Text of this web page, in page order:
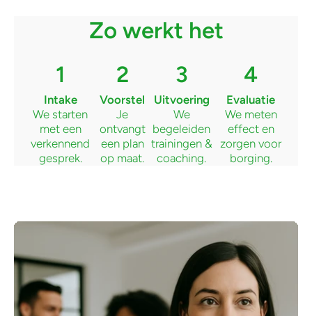
Zo werkt het
1
Intake
We starten
met een
verkennend
gesprek.
2
Voorstel
Je
ontvangt
een plan
op maat.
3
Uitvoering
We
begeleiden
trainingen &
coaching.
4
Evaluatie
We meten
effect en
zorgen voor
borging.